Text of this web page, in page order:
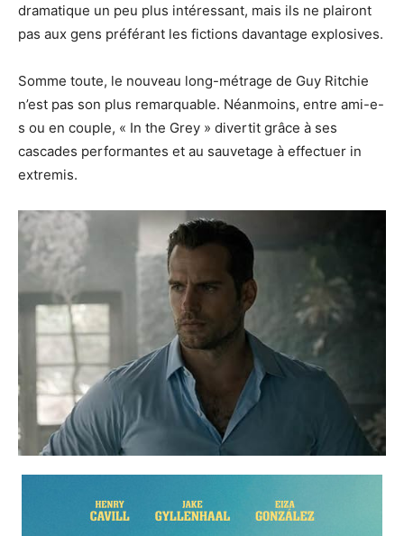
dramatique un peu plus intéressant, mais ils ne plairont
pas aux gens préférant les fictions davantage explosives.
Somme toute, le nouveau long-métrage de Guy Ritchie
n’est pas son plus remarquable. Néanmoins, entre ami-e-
s ou en couple, « In the Grey » divertit grâce à ses
cascades performantes et au sauvetage à effectuer in
extremis.